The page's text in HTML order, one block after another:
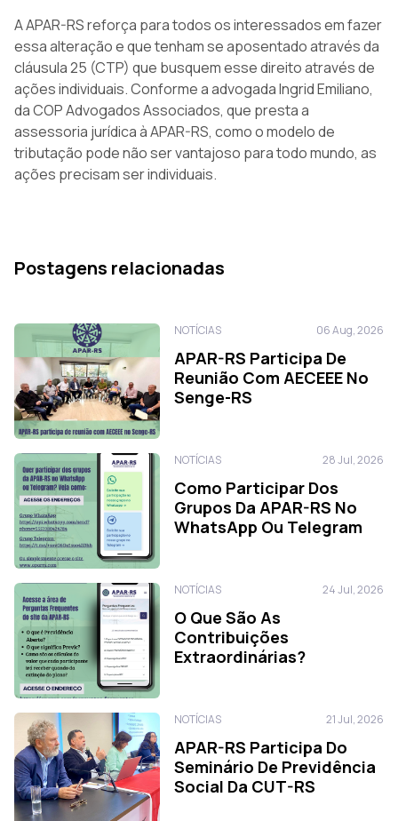
A APAR-RS reforça para todos os interessados em fazer
essa alteração e que tenham se aposentado através da
cláusula 25 (CTP) que busquem esse direito através de
ações individuais. Conforme a advogada Ingrid Emiliano,
da COP Advogados Associados, que presta a
assessoria jurídica à APAR-RS, como o modelo de
tributação pode não ser vantajoso para todo mundo, as
ações precisam ser individuais.
Postagens relacionadas
NOTÍCIAS 06 Aug, 2026
APAR-RS Participa De
Reunião Com AECEEE No
Senge-RS
NOTÍCIAS 28 Jul, 2026
Como Participar Dos
Grupos Da APAR-RS No
WhatsApp Ou Telegram
NOTÍCIAS 24 Jul, 2026
O Que São As
Contribuições
Extraordinárias?
NOTÍCIAS 21 Jul, 2026
APAR-RS Participa Do
Seminário De Previdência
Social Da CUT-RS